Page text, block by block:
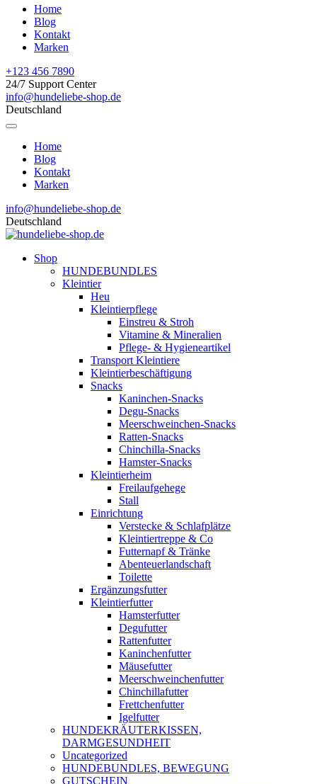
Home
Blog
Kontakt
Marken
+123 456 7890
24/7 Support Center
info@hundeliebe-shop.de
Deutschland
Home
Blog
Kontakt
Marken
info@hundeliebe-shop.de
Deutschland
Shop
HUNDEBUNDLES
Kleintier
Heu
Kleintierpflege
Einstreu & Stroh
Vitamine & Mineralien
Pflege- & Hygieneartikel
Transport Kleintiere
Kleintierbeschäftigung
Snacks
Kaninchen-Snacks
Degu-Snacks
Meerschweinchen-Snacks
Ratten-Snacks
Chinchilla-Snacks
Hamster-Snacks
Kleintierheim
Freilaufgehege
Stall
Einrichtung
Verstecke & Schlafplätze
Kleintiertreppe & Co
Futternapf & Tränke
Abenteuerlandschaft
Toilette
Ergänzungsfutter
Kleintierfutter
Hamsterfutter
Degufutter
Rattenfutter
Kaninchenfutter
Mäusefutter
Meerschweinchenfutter
Chinchillafutter
Frettchenfutter
Igelfutter
HUNDEKRÄUTERKISSEN,
DARMGESUNDHEIT
Uncategorized
HUNDEBUNDLES, BEWEGUNG
GUTSCHEIN